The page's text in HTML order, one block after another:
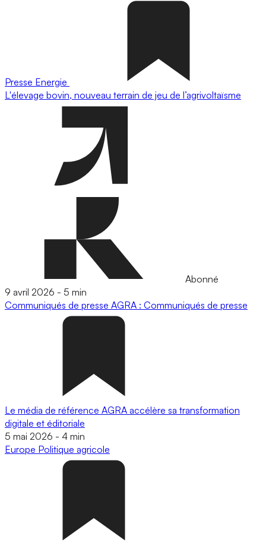
Presse Energie
L'élevage bovin, nouveau terrain de jeu de l’agrivoltaïsme
Abonné
9 avril 2026 - 5 min
Communiqués de presse AGRA : Communiqués de presse
Le média de référence AGRA accélère sa transformation
digitale et éditoriale
5 mai 2026 - 4 min
Europe Politique agricole